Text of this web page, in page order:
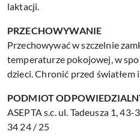
laktacji.
PRZECHOWYWANIE
Przechowywać w szczelnie
temperaturze pokojowej, w
dzieci. Chronić przed światłem
PODMIOT
ASEPTA s.c. ul. Tadeusza 1,
34 24 / 25